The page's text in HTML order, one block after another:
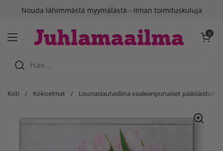
Siirry sisältöön
Nouda lähimmästä myymälästä - ilman toimituskuluja
Avaa valikko
Avaa 0
Koti / Kokoelmat / Lounaslautasliina vaaleanpunaiset